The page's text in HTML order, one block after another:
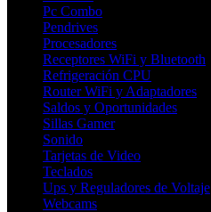
Pc Combo
Pendrives
Procesadores
Receptores WiFi y Bluetooth
Refrigeración CPU
Router WiFi y Adaptadores
Saldos y Oportunidades
Sillas Gamer
Sonido
Tarjetas de Video
Teclados
Ups y Reguladores de Voltaje
Webcams